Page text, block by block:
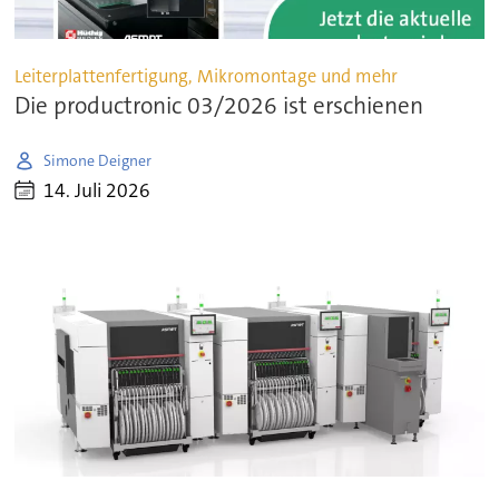
Leiterplattenfertigung, Mikromontage und mehr
Die productronic 03/2026 ist erschienen
Simone Deigner
14. Juli 2026